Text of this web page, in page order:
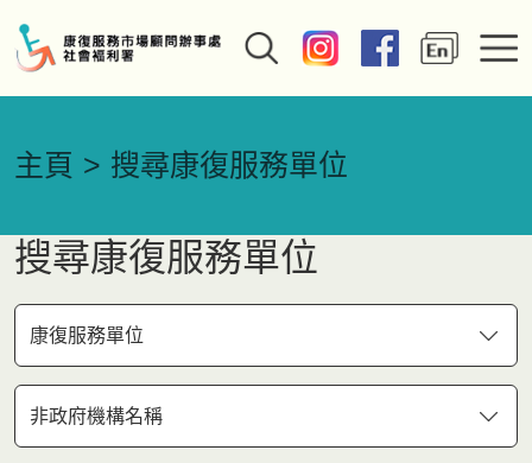
主頁 搜尋康復服務單位
搜尋康復服務單位
康復服務單位
非政府機構名稱